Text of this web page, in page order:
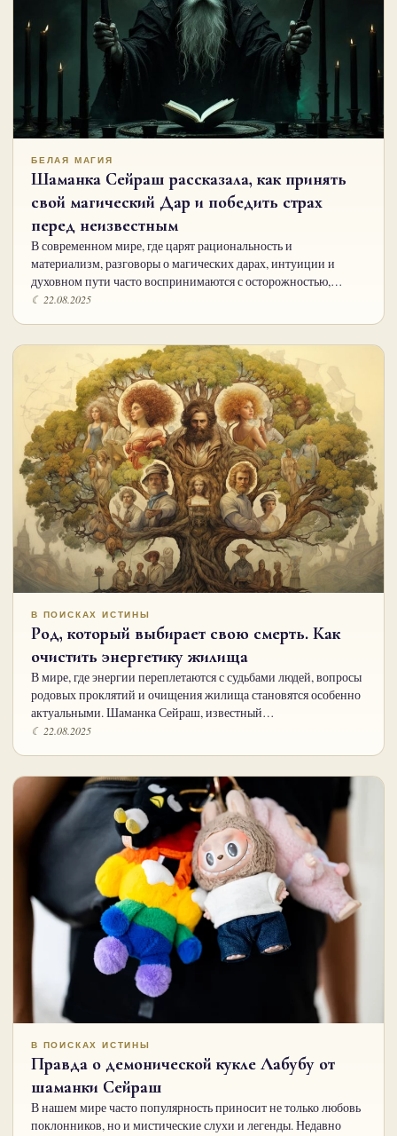
БЕЛАЯ МАГИЯ
Шаманка Сейраш рассказала, как принять
свой магический Дар и победить страх
перед неизвестным
В современном мире, где царят рациональность и
материализм, разговоры о магических дарах, интуиции и
духовном пути часто воспринимаются с осторожностью,…
☾ 22.08.2025
В ПОИСКАХ ИСТИНЫ
Род, который выбирает свою смерть. Как
очистить энергетику жилища
В мире, где энергии переплетаются с судьбами людей, вопросы
родовых проклятий и очищения жилища становятся особенно
актуальными. Шаманка Сейраш, известный…
☾ 22.08.2025
В ПОИСКАХ ИСТИНЫ
Правда о демонической кукле Лабубу от
шаманки Сейраш
В нашем мире часто популярность приносит не только любовь
поклонников, но и мистические слухи и легенды. Недавно